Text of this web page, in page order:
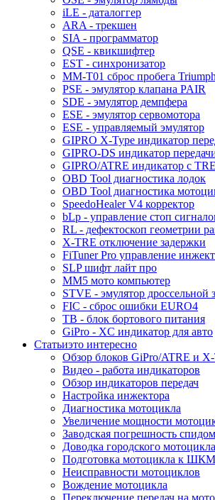
iLE - даталоггер
ARA - трекшен
SIA - программатор
QSE - квикшифтер
EST - синхронизатор
MM-T01 сброс пробега Triumph
PSE - эмулятор клапана PAIR
SDE - эмулятор демпфера
ESE - эмулятор сервомотора
ESE - управляемый эмулятор
GIPRO X-Type индикатор
GIPRO-DS индикатор
GIPRO/ATRE индикатор с TRE
OBD Tool диагностика лодок
OBD Tool диагностика
SpeedoHealer V4 корректор
bLp - управление стоп
RL - дефектоскоп геометрии
X-TRE отключение задержки
FiTuner Pro управление
SLP шифт лайт про
MM5 мото компьютер
STVE - эмулятор дроссельной
FIC - сброс ошибки EURO4
TB - блок бортового питания
GiPro - XC индикатор для авто
Статьиэто интересно
Обзор блоков GiPro/ATRE и
Видео - работа индикаторов
Обзор индикаторов передач
Настройка инжектора
Диагноcтика мотоцикла
Увеличение мощности
Заводская погрешность
Доводка городского мотоцикла
Подготовка мотоцикла к
Неисправности мотоциклов
Вождение мотоцикла
Переключение передач на мото